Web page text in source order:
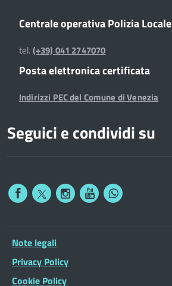
Centrale operativa Polizia Locale
tel.(+39) 041 2747070
Posta elettronica certificata
Indirizzi PEC del Comune di Venezia
Seguici e condividi su
Note legali
Privacy Policy
Cookie Policy